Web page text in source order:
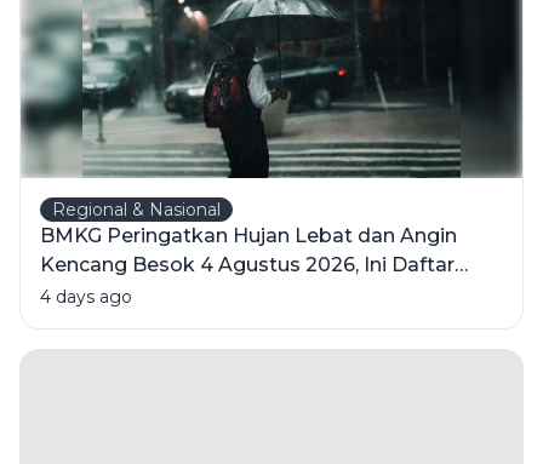
Regional & Nasional
BMKG Peringatkan Hujan Lebat dan Angin
Kencang Besok 4 Agustus 2026, Ini Daftar
Wilayahnya
4 days ago